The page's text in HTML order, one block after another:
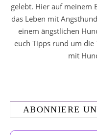
gelebt. Hier auf meinem
das Leben mit
einem ängstlichen
euch Tipps rund um die
mit
ABONNIERE